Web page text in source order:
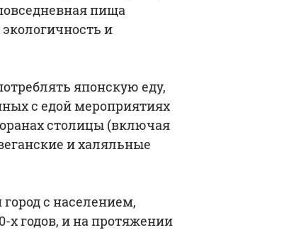
пища
и
японскую еду,
с едой мероприятиях
столицы (включая
и халяльные
с населением,
х годов, и на протяжении